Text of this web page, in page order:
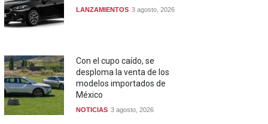
LANZAMIENTOS 3 agosto, 2026
Con el cupo caído, se
desploma la venta de los
modelos importados de
México
NOTICIAS 3 agosto, 2026